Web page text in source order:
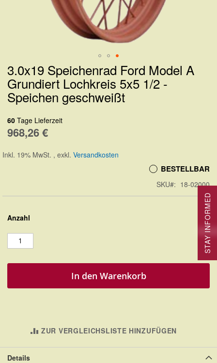
Zum
Anfang
der
springen
3.0x19 Speichenrad Ford Model A
Grundiert Lochkreis 5x5 1/2 -
Speichen geschweißt
60 Tage Lieferzeit
968,26 €
Inkl. 19% MwSt. , exkl. Versandkosten
BESTELLBAR
SKU 18-02000
Anzahl
In den Warenkorb
ZUR VERGLEICHSLISTE HINZUFÜGEN
Details
STAY INFORMED